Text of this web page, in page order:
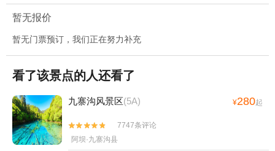
暂无报价
暂无门票预订，我们正在努力补充
看了该景点的人还看了
九寨沟风景区(5A) ¥280起


7747条评论
阿坝·九寨沟县